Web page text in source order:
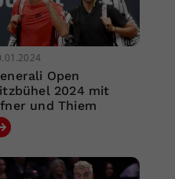
Open
2024 mit
und Thiem